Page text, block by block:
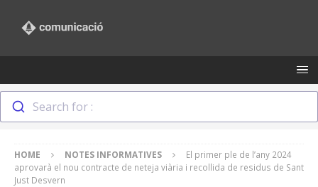
Search for :
HOME NOTES INFORMATIVES
El primer ple de l’any 2024
aprovarà el nou contracte de neteja viària i recollida de residus de Sant
Just Desvern